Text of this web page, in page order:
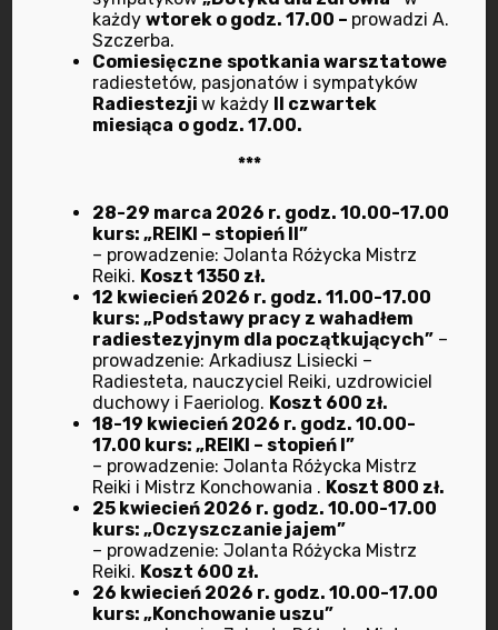
Wydarzenia
Ziołolecznictwo
Archiwum
kwiecień 2026
marzec 2025
październik 2024
wrzesień 2024
lipiec 2024
marzec 2024
każdywtorek o godz. 17.00 – prowadzi A.
Szczerba.
Comiesięczne spotkania warsztatowe
radiestetów, pasjonatów i sympatyków
Radiestezjiw każdy II czwartek
miesiąca o godz. 17.00.
***
28-29 marca 2026 r. godz. 10.00-17.00
kurs: „REIKI – stopień II”
– prowadzenie: Jolanta Różycka Mistrz
Reiki. Koszt 1350 zł.
12 kwiecień 2026 r. godz. 11.00-17.00
kurs: „Podstawy pracy z wahadłem
radiestezyjnym dla początkujących” –
prowadzenie: Arkadiusz Lisiecki –
Radiesteta, nauczyciel Reiki, uzdrowiciel
duchowy i Faeriolog. Koszt 600 zł.
18-19 kwiecień 2026 r. godz. 10.00-
17.00 kurs: „REIKI – stopień I”
– prowadzenie: Jolanta Różycka Mistrz
Reiki i Mistrz Konchowania . Koszt 800 zł.
25 kwiecień 2026 r. godz. 10.00-17.00
kurs: „Oczyszczanie jajem”
– prowadzenie: Jolanta Różycka Mistrz
Reiki. Koszt 600 zł.
26 kwiecień 2026 r. godz. 10.00-17.00
kurs: „Konchowanie uszu”